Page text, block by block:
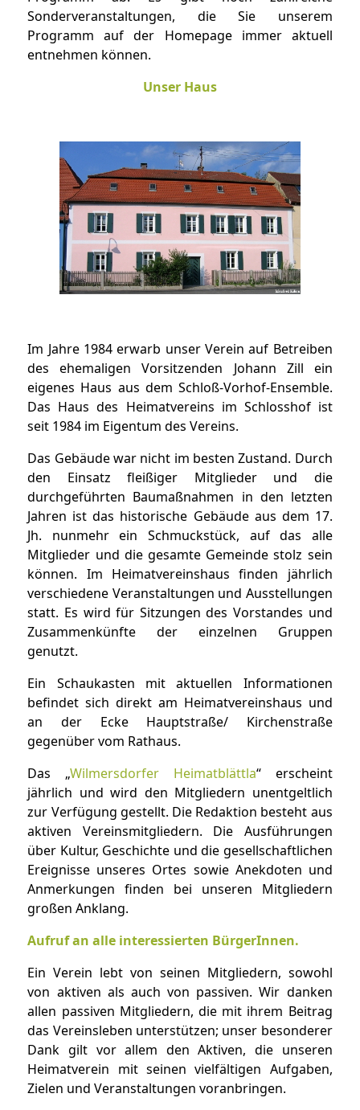
Sonderveranstaltungen, die Sie unserem
Programm auf der Homepage immer aktuell
entnehmen können.
Unser Haus
Im Jahre 1984 erwarb unser Verein auf Betreiben
des ehemaligen Vorsitzenden Johann Zill ein
eigenes Haus aus dem Schloß-Vorhof-Ensemble.
Das Haus des Heimatvereins im Schlosshof ist
seit 1984 im Eigentum des Vereins.
Das Gebäude war nicht im besten Zustand. Durch
den Einsatz fleißiger Mitglieder und die
durchgeführten Baumaßnahmen in den letzten
Jahren ist das historische Gebäude aus dem 17.
Jh. nunmehr ein Schmuckstück, auf das alle
Mitglieder und die gesamte Gemeinde stolz sein
können. Im Heimatvereinshaus finden jährlich
verschiedene Veranstaltungen und Ausstellungen
statt. Es wird für Sitzungen des Vorstandes und
Zusammenkünfte der einzelnen Gruppen
genutzt.
Ein Schaukasten mit aktuellen Informationen
befindet sich direkt am Heimatvereinshaus und
an der Ecke Hauptstraße/ Kirchenstraße
gegenüber vom Rathaus.
Das „Wilmersdorfer Heimatblättla“ erscheint
jährlich und wird den Mitgliedern unentgeltlich
zur Verfügung gestellt. Die Redaktion besteht aus
aktiven Vereinsmitgliedern. Die Ausführungen
über Kultur, Geschichte und die gesellschaftlichen
Ereignisse unseres Ortes sowie Anekdoten und
Anmerkungen finden bei unseren Mitgliedern
großen Anklang.
Aufruf an alle interessierten BürgerInnen.
Ein Verein lebt von seinen Mitgliedern, sowohl
von aktiven als auch von passiven. Wir danken
allen passiven Mitgliedern, die mit ihrem Beitrag
das Vereinsleben unterstützen; unser besonderer
Dank gilt vor allem den Aktiven, die unseren
Heimatverein mit seinen vielfältigen Aufgaben,
Zielen und Veranstaltungen voranbringen.